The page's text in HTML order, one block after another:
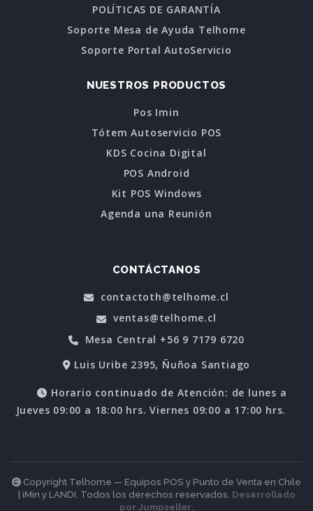
POLÍTICAS DE GARANTÍA
Soporte Mesa de Ayuda Telhome
Soporte Portal AutoServicio
NUESTROS PRODUCTOS
Pos Imin
Tótem Autoservicio POS
KDS Cocina Digital
POS Android
Kit POS Windows
Agenda una Reunión
CONTÁCTANOS
contactoth@telhome.cl
ventas@telhome.cl
Mesa Central +56 9 7179 6720
Luis Uribe 2395, Ñuñoa Santiago
Horario continuado de Atención: de lunes a
Jueves 09:00 a 18:00 hrs. Viernes 09:00 a 17:00 hrs.
Copyright Telhome — Equipos POS y Punto de Venta en Chile
| iMin y LANDI. Todos los derechos reservados. Desarrollado
por Jumpseller